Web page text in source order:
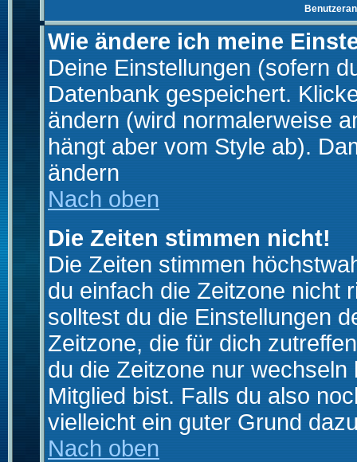
Wie ändere ich meine
Deine Einstellungen (sofern
Datenbank gespeichert.
ändern (wird normalerweise
hängt aber vom Style ab).
ändern
Nach oben
Die Zeiten stimmen nicht!
Die Zeiten stimmen
du einfach die Zeitzone nicht
solltest du die Einstellungen
Zeitzone, die für dich
du die Zeitzone nur
Mitglied bist. Falls du also
vielleicht ein guter Grund
Nach oben